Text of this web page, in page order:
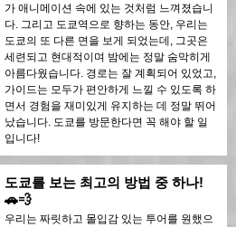
가 애니메이션 속에 있는 것처럼 느껴졌습니
다. 그리고 도쿄역으로 향하는 동안, 우리는
도쿄의 또 다른 면을 보게 되었는데, 그곳은
세련되고 현대적이며 밤에는 정말 숨막히게
아름다웠습니다. 경로는 잘 계획되어 있었고,
가이드는 모두가 편안하게 느낄 수 있도록 하
면서 경험을 재미있게 유지하는 데 정말 뛰어
났습니다. 도쿄를 방문한다면 꼭 해야 할 일
입니다!
도쿄를 보는 최고의 방법 중 하나!
🚗💨
우리는 짜릿하고 몰입감 있는 투어를 원했으